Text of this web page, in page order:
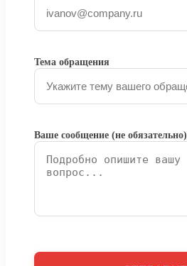
Тема обращения
Ваше сообщение (не обязательно)